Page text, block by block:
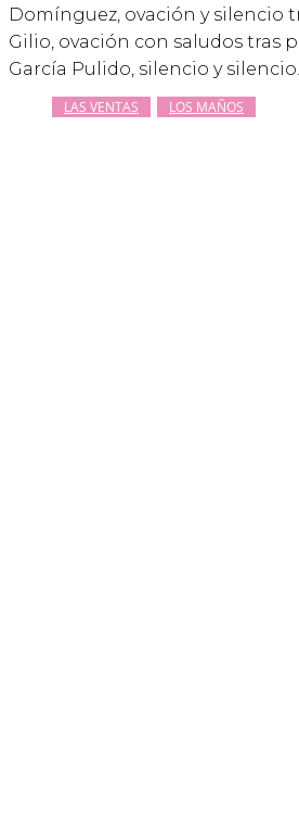
Domínguez, ovación y silencio
Gilio, ovación con saludos tras
García Pulido, silencio y silencio.
LAS VENTAS LOS MAÑOS